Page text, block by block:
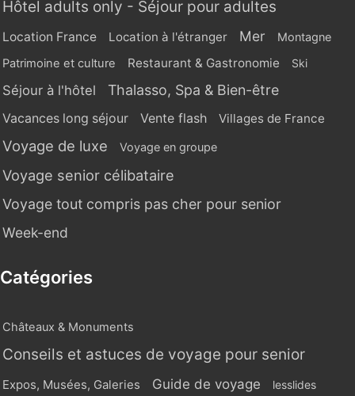
Hôtel adults only - Séjour pour adultes
Location France Location à l'étranger Mer Montagne
Patrimoine et culture Restaurant & Gastronomie Ski
Séjour à l'hôtel Thalasso, Spa & Bien-être
Vacances long séjour Vente flash Villages de France
Voyage de luxe Voyage en groupe
Voyage senior célibataire
Voyage tout compris pas cher pour senior
Week-end
Catégories
Châteaux & Monuments
Conseils et astuces de voyage pour senior
Expos, Musées, Galeries Guide de voyage lesslides